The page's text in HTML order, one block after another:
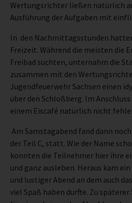
Wertungsrichter ließen natürlich
Ausführung der Aufgaben mit
In den Nachmittagsstunden
Freizeit. Während die meisten die
Freibad suchten, unternahm die
zusammen mit den
Jugendfeuerwehr Sachsen einen
über den Schloßberg. Im
einem Eiscafé natürlich nicht
Am Samstagabend fand dann
der Teil C, statt. Wie der Name
konnten die Teilnehmer hier ihre
und ganz ausleben. Heraus kam
und lustiger Abend an dem auch
viel Spaß haben durfte. Zu